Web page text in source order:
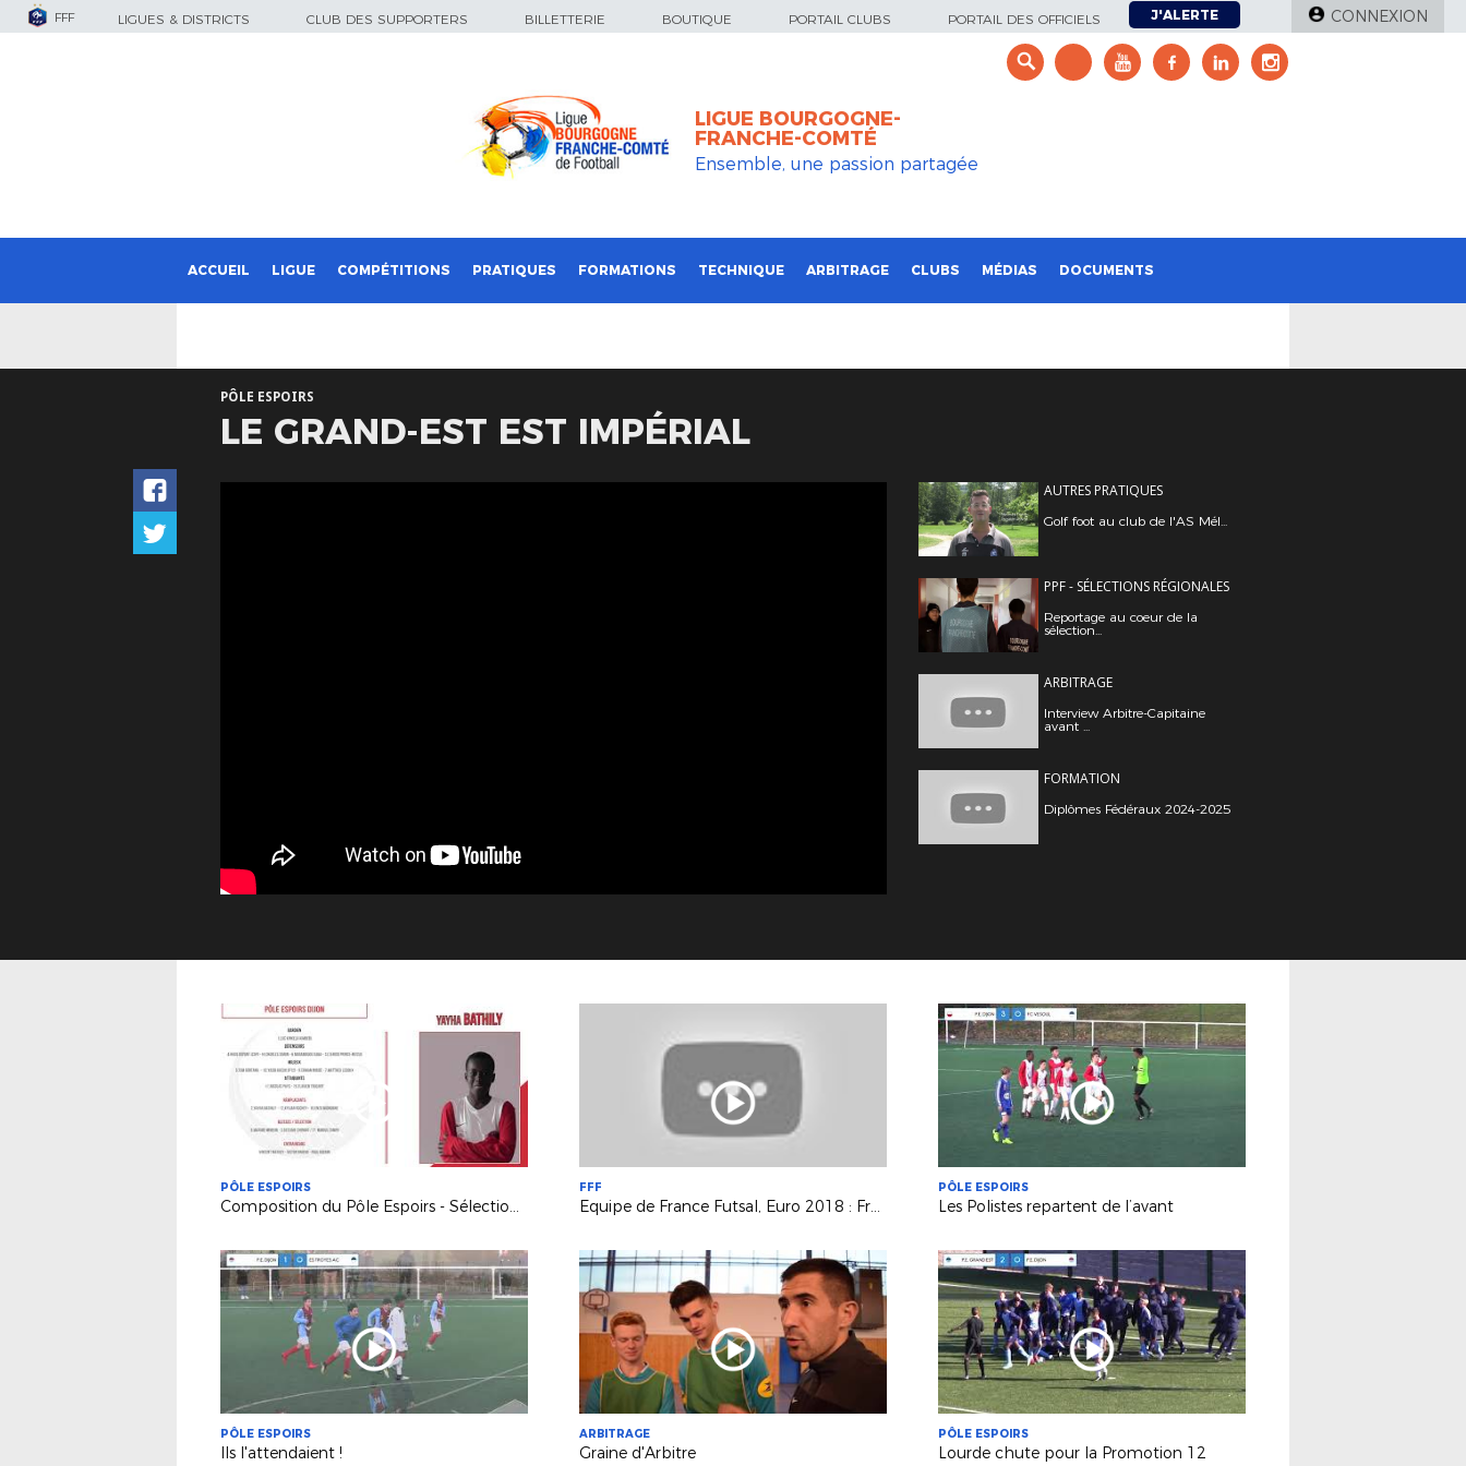
FFF LIGUES & DISTRICTS CLUB DES SUPPORTERS BILLETTERIE BOUTIQUE PORTAIL CLUBS PORTAIL DES OFFICIELS J'ALERTE CONNEXION
LIGUE BOURGOGNE-
FRANCHE-COMTÉ
Ensemble, une passion partagée
ACCUEIL LIGUE COMPÉTITIONS PRATIQUES FORMATIONS TECHNIQUE ARBITRAGE CLUBS MÉDIAS DOCUMENTS
PÔLE ESPOIRS
LE GRAND-EST EST IMPÉRIAL
AUTRES PRATIQUES
Golf foot au club de l'AS Mél...
PPF - SÉLECTIONS RÉGIONALES
Reportage au coeur de la
sélection...
ARBITRAGE
Interview Arbitre-Capitaine
avant ...
FORMATION
Diplômes Fédéraux 2024-2025
PÔLE ESPOIRS
Composition du Pôle Espoirs - Sélection U15 "Avenir"
FFF
Equipe de France Futsal, Euro 2018 : France - Espagne (4-4)
PÔLE ESPOIRS
Les Polistes repartent de l’avant
PÔLE ESPOIRS
Ils l'attendaient !
ARBITRAGE
Graine d'Arbitre
PÔLE ESPOIRS
Lourde chute pour la Promotion 12